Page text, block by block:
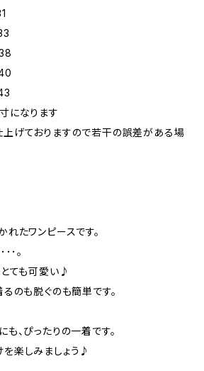
になります
げておりますので若干の誤差がある場
れたワンピースです。
･。
とても可愛い♪
のも脱ぐのも簡単です。
、ぴったりの一着です。
楽しみましょう♪